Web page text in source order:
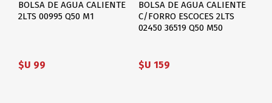
BOLSA DE AGUA CALIENTE
2LTS 00995 Q50 M1
$U 99
BOLSA DE AGUA CALIENTE
C/FORRO ESCOCES 2LTS
02450 36519 Q50 M50
$U 159